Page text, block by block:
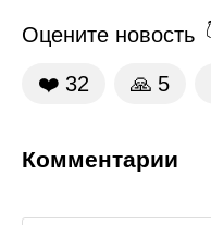
Оцените новость
❤️ 32 🙏 5
Комментарии